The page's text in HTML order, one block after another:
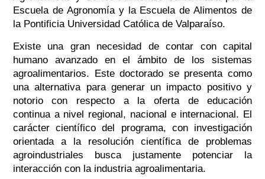
Escuela de Agronomía y la Escuela de Alimentos de
la Pontificia Universidad Católica de Valparaíso.
Existe una gran necesidad de contar con capital
humano avanzado en el ámbito de los sistemas
agroalimentarios. Este doctorado se presenta como
una alternativa para generar un impacto positivo y
notorio con respecto a la oferta de educación
continua a nivel regional, nacional e internacional. El
carácter científico del programa, con investigación
orientada a la resolución científica de problemas
agroindustriales busca justamente potenciar la
interacción con la industria agroalimentaria.